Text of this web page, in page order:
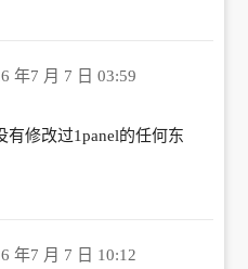
份 [Local[mariadb]
年7 月 7 日 03:59
修改过1panel的任何东
年7 月 7 日 10:12